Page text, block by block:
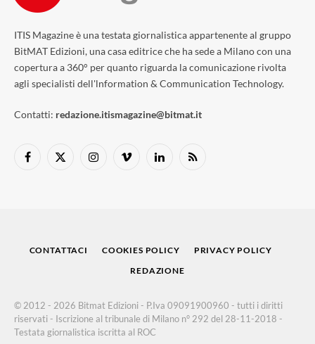
ITIS Magazine è una testata giornalistica appartenente al gruppo
BitMAT Edizioni, una casa editrice che ha sede a Milano con una
copertura a 360° per quanto riguarda la comunicazione rivolta
agli specialisti dell'lnformation & Communication Technology.
Contatti: redazione.itismagazine@bitmat.it
Facebook
X
InstagramVimeo LinkedInRSS
CONTATTACI COOKIES POLICY
PRIVACY POLICY
REDAZIONE
© 2012 - 2026 Bitmat Edizioni - P.Iva 09091900960 - tutti i diritti
riservati - Iscrizione al tribunale di Milano n° 292 del 28-11-2018 -
Testata giornalistica iscritta al ROC